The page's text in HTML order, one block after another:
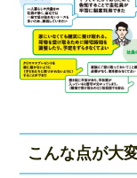
こんな点が大